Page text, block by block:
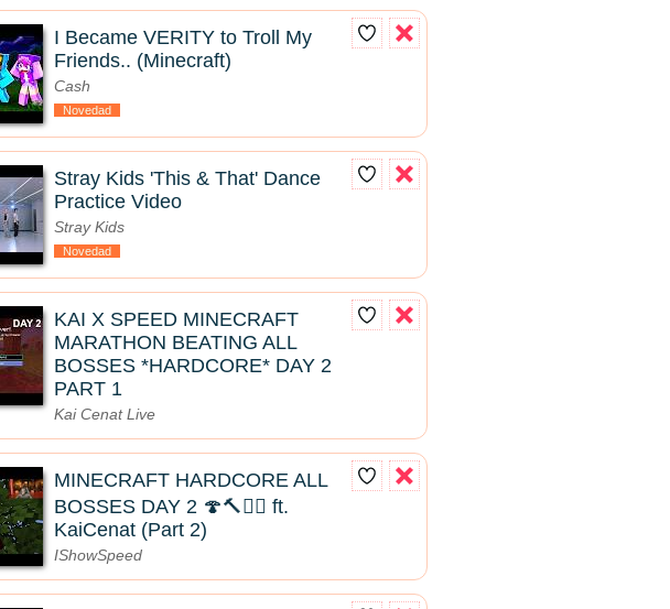
I Became VERITY to Troll My
Friends.. (Minecraft)
Cash
Novedad
Stray Kids 'This & That' Dance
Practice Video
Stray Kids
Novedad
KAI X SPEED MINECRAFT
MARATHON BEATING ALL
BOSSES *HARDCORE* DAY 2
PART 1
Kai Cenat Live
MINECRAFT HARDCORE ALL
BOSSES DAY 2 🍄🔨🧟‍♂️ ft.
KaiCenat (Part 2)
IShowSpeed